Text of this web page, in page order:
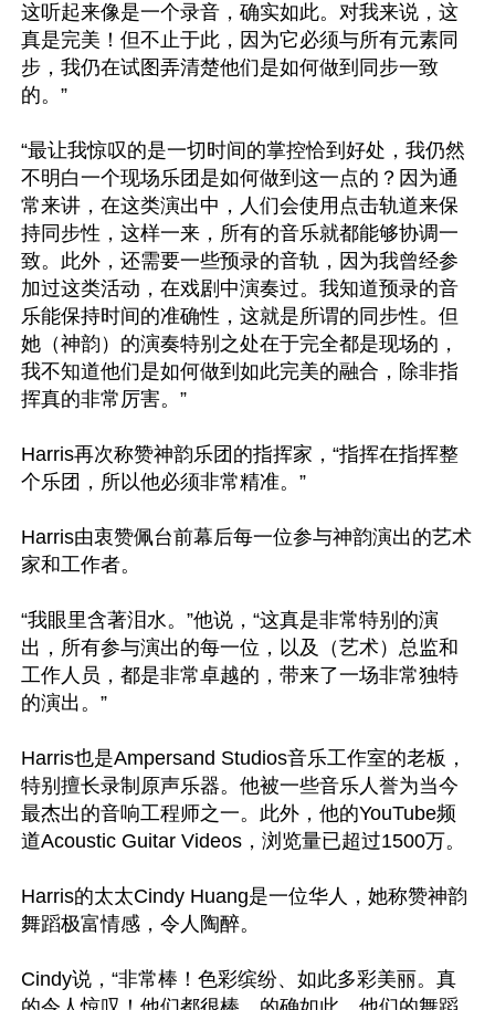
这听起来像是一个录音，确实如此。对我来说，这
真是完美！但不止于此，因为它必须与所有元素同
步，我仍在试图弄清楚他们是如何做到同步一致
的。”
“最让我惊叹的是一切时间的掌控恰到好处，我仍然
不明白一个现场乐团是如何做到这一点的？因为通
常来讲，在这类演出中，人们会使用点击轨道来保
持同步性，这样一来，所有的音乐就都能够协调一
致。此外，还需要一些预录的音轨，因为我曾经参
加过这类活动，在戏剧中演奏过。我知道预录的音
乐能保持时间的准确性，这就是所谓的同步性。但
她（神韵）的演奏特别之处在于完全都是现场的，
我不知道他们是如何做到如此完美的融合，除非指
挥真的非常厉害。”
Harris再次称赞神韵乐团的指挥家，“指挥在指挥整
个乐团，所以他必须非常精准。”
Harris由衷赞佩台前幕后每一位参与神韵演出的艺术
家和工作者。
“我眼里含著泪水。”他说，“这真是非常特别的演
出，所有参与演出的每一位，以及（艺术）总监和
工作人员，都是非常卓越的，带来了一场非常独特
的演出。”
Harris也是Ampersand Studios音乐工作室的老板，
特别擅长录制原声乐器。他被一些音乐人誉为当今
最杰出的音响工程师之一。此外，他的YouTube频
道Acoustic Guitar Videos，浏览量已超过1500万。
Harris的太太Cindy Huang是一位华人，她称赞神韵
舞蹈极富情感，令人陶醉。
Cindy说，“非常棒！色彩缤纷、如此多彩美丽。真